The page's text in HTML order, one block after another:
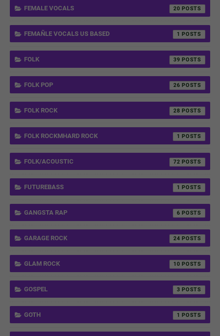
FEMALE VOCALS 20
FEMAÑLE VOCALS US BASED 1
FOLK 39
FOLK POP 26
FOLK ROCK 28
FOLK ROCKMHARD ROCK 1
FOLK/ACOUSTIC 72
FUTUREBASS 1
GANGSTA RAP 6
GARAGE ROCK 24
GLAM ROCK 10
GOSPEL 3
GOTH 1